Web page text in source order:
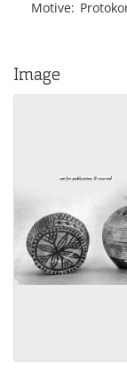
Motive
Image